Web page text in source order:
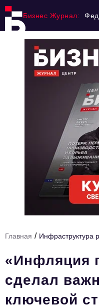
Бизнес Журнал:
Ниши и рынки
Технологии и тренды
Тема номера
HR
Персона номера
Юридический практикум
Главная / Инфраструктура
«Инфляция
сделал
ключевой